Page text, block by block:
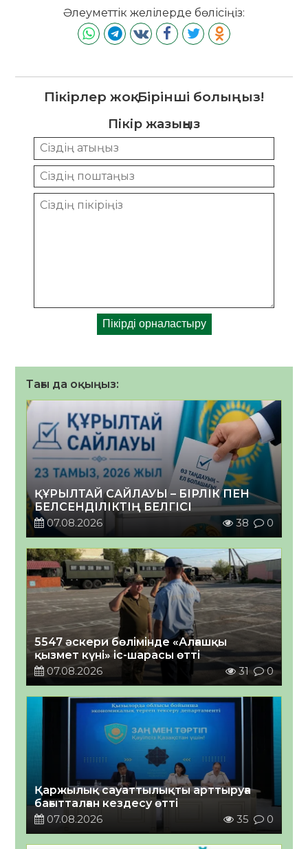
Әлеуметтік желілерде бөлісіңіз:
Пікірлер жоқ. Бірінші болыңыз!
Пікір жазыңыз
Тағы да оқыңыз:
ҚҰРЫЛТАЙ САЙЛАУЫ – БІРЛІК ПЕН
БЕЛСЕНДІЛІКТІҢ БЕЛГІСІ
07.08.2026
38 0
5547 әскери бөлімінде «Алғашқы
қызмет күні» іс-шарасы өтті
07.08.2026
31 0
Қаржылық сауаттылықты арттыруға
бағытталған кездесу өтті
07.08.2026
35 0